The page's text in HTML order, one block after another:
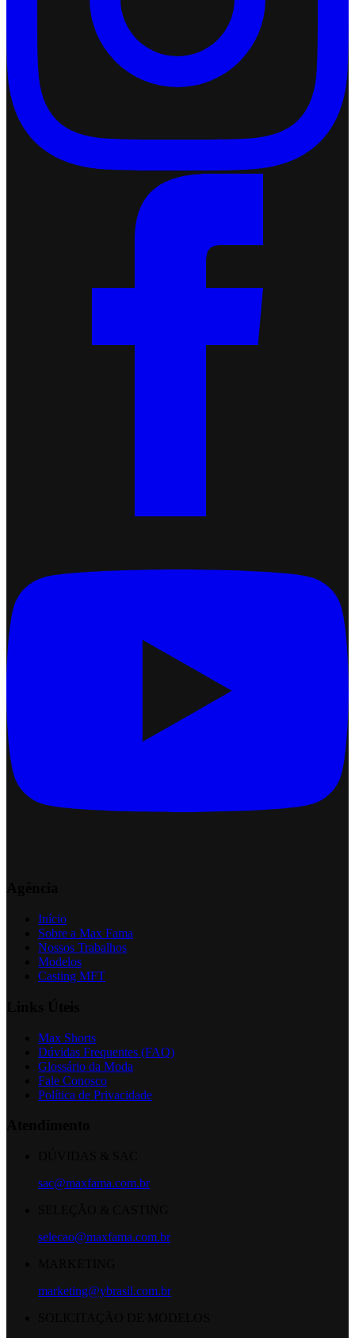
Início
Sobre a Max Fama
Nossos Trabalhos
Modelos
Casting MFT
Max Shorts
Dúvidas Frequentes (FAQ)
Glossário da Moda
Fale Conosco
Política de Privacidade
sac@maxfama.com.br
selecao@maxfama.com.br
marketing@ybrasil.com.br